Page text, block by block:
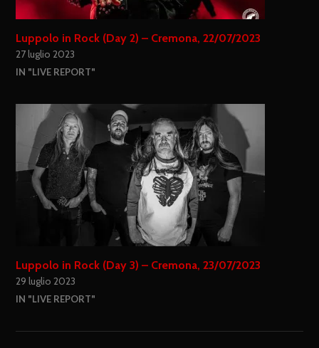
Luppolo in Rock (Day 2) – Cremona, 22/07/2023
27 luglio 2023
IN "LIVE REPORT"
Luppolo in Rock (Day 3) – Cremona, 23/07/2023
29 luglio 2023
IN "LIVE REPORT"